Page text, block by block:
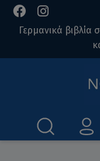
Γερμανικά